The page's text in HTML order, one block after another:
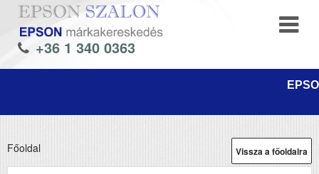
+36 1 340 0363
Vissza a főoldalra
Főoldal